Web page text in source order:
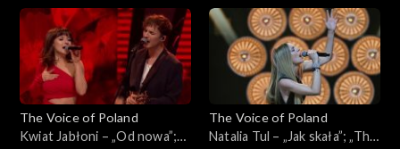
Poland”, Live, 9 listopada
2024
listopada 2024
The Voice of Poland
Kwiat Jabłoni – „Od nowa”;
The Voice of Poland
Natalia Tul – „Jak skała”; „The